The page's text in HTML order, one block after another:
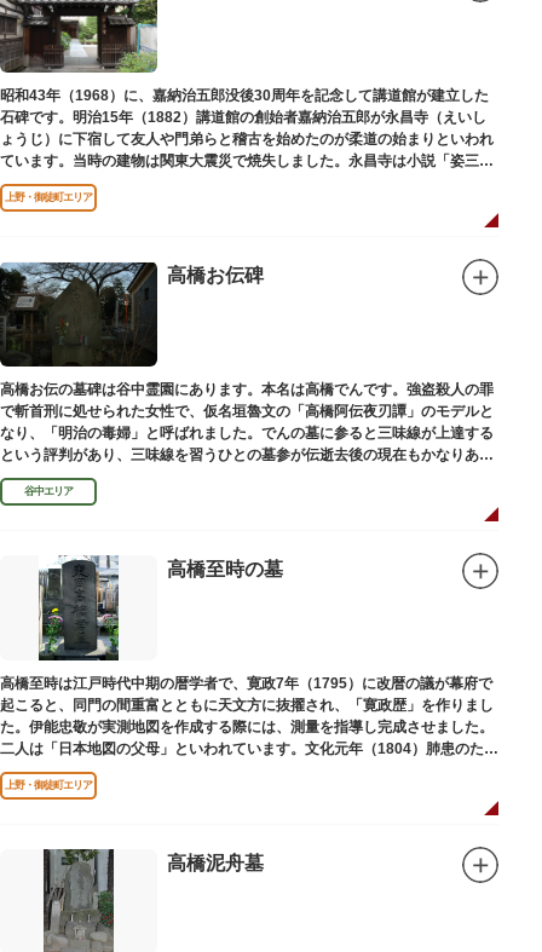
昭和43年（1968）に、嘉納治五郎没後30周年を記念して講道館が建立した
石碑です。明治15年（1882）講道館の創始者嘉納治五郎が永昌寺（えいし
ょうじ）に下宿して友人や門弟らと稽古を始めたのが柔道の始まりといわれ
ています。当時の建物は関東大震災で焼失しました。永昌寺は小説「姿三四
郎」に登場する隆昌寺のモデルでもあります。
上野・御徒町エリア
高橋お伝碑
高橋お伝の墓碑は谷中霊園にあります。本名は高橋でんです。強盗殺人の罪
で斬首刑に処せられた女性で、仮名垣魯文の「高橋阿伝夜刃譚」のモデルと
なり、「明治の毒婦」と呼ばれました。でんの墓に参ると三味線が上達する
という評判があり、三味線を習うひとの墓参が伝逝去後の現在もかなりある
といわれています。
谷中エリア
高橋至時の墓
高橋至時は江戸時代中期の暦学者で、寛政7年（1795）に改暦の議が幕府で
起こると、同門の間重富とともに天文方に抜擢され、「寛政歴」を作りまし
た。伊能忠敬が実測地図を作成する際には、測量を指導し完成させました。
二人は「日本地図の父母」といわれています。文化元年（1804）肺患のため
没しました。お墓は源空寺（げんくうじ）にあります。
上野・御徒町エリア
高橋泥舟墓